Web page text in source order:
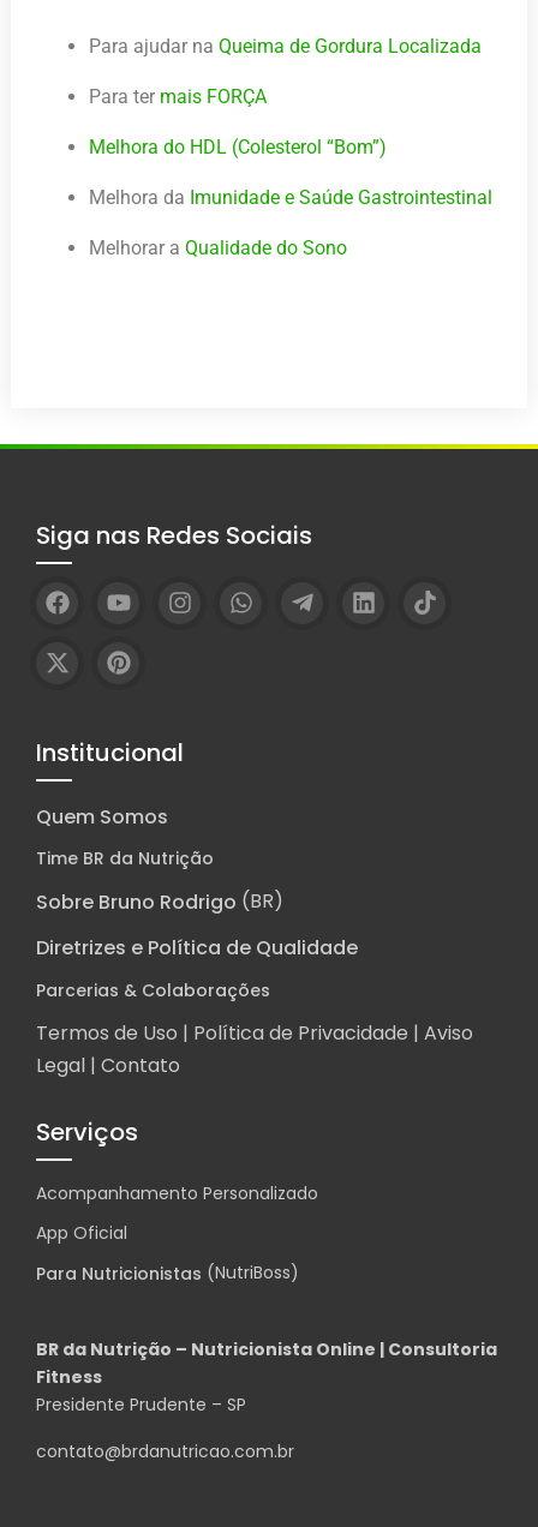
Para ajudar na Queima de Gordura Localizada
Para ter mais FORÇA
Melhora do HDL (Colesterol “Bom”)
Melhora da Imunidade e Saúde Gastrointestinal
Melhorar a Qualidade do Sono
Siga nas Redes Sociais
Institucional
Quem Somos
Time BR da Nutrição
Sobre Bruno Rodrigo (BR)
Diretrizes e Política de Qualidade
Parcerias & Colaborações
Termos de Uso | Política de Privacidade | Aviso
Legal | Contato
Serviços
Acompanhamento Personalizado
App Oficial
Para Nutricionistas (NutriBoss)
BR da Nutrição – Nutricionista Online | Consultoria
Fitness
Presidente Prudente – SP
contato@brdanutricao.com.br